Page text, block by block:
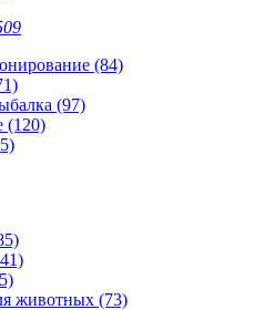
(84)
(97)
(120)
животных (73)